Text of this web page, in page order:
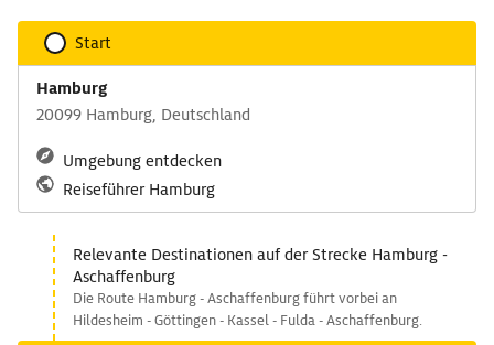
Start
Hamburg
20099 Hamburg, Deutschland
Umgebung entdecken
Reiseführer Hamburg
Relevante Destinationen auf der Strecke Hamburg -
Aschaffenburg
Die Route Hamburg - Aschaffenburg führt vorbei an
Hildesheim - Göttingen - Kassel - Fulda - Aschaffenburg.